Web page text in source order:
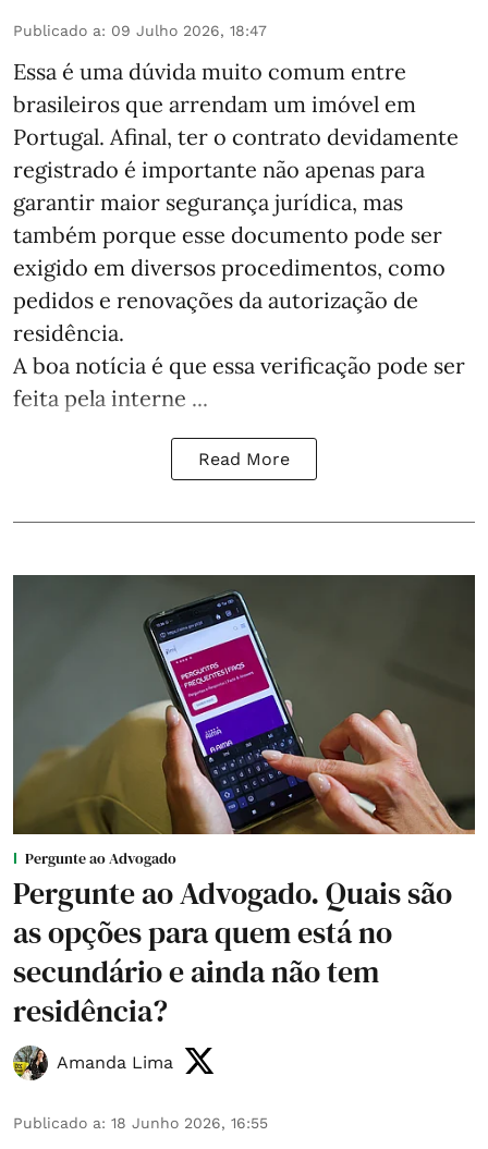
Publicado a: 09 Julho 2026, 18:47
Essa é uma dúvida muito comum entre
brasileiros que arrendam um imóvel em
Portugal. Afinal, ter o contrato devidamente
registrado é importante não apenas para
garantir maior segurança jurídica, mas
também porque esse documento pode ser
exigido em diversos procedimentos, como
pedidos e renovações da autorização de
residência.
A boa notícia é que essa verificação pode ser
feita pela interne ...
Read More
Pergunte ao Advogado
Pergunte ao Advogado. Quais são
as opções para quem está no
secundário e ainda não tem
residência?
Amanda Lima
Publicado a: 18 Junho 2026, 16:55